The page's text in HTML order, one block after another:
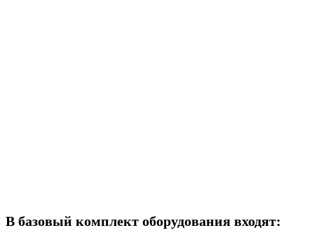
В базовый комплект оборудования входят: